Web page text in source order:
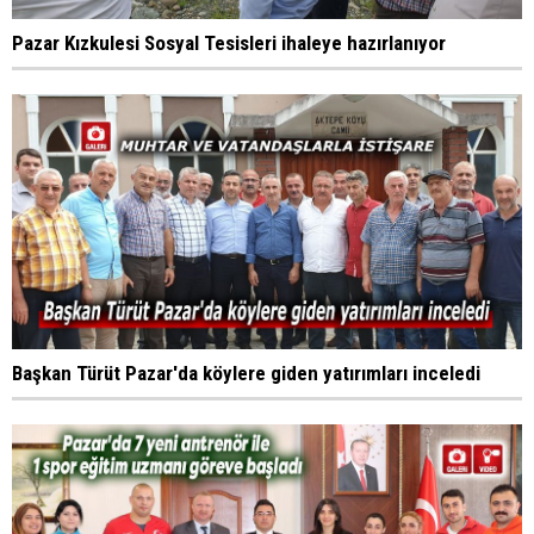
Pazar Kızkulesi Sosyal Tesisleri ihaleye hazırlanıyor
Başkan Türüt Pazar'da köylere giden yatırımları inceledi